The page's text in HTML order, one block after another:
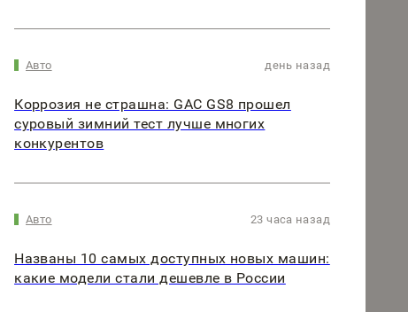
Авто день назад
Коррозия не страшна: GAC GS8 прошел
суровый зимний тест лучше многих
конкурентов
Авто 23 часа назад
Названы 10 самых доступных новых машин:
какие модели стали дешевле в России